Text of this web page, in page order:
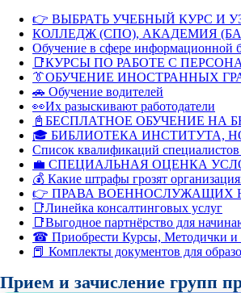
👉 ВЫБРАТЬ УЧЕБНЫЙ КУРС И
КОЛЛЕДЖ (СПО), АКАДЕМИЯ
Обучение в сфере информационной
📑КУРСЫ ПО РАБОТЕ С
👔ОБУЧЕНИЕ ИНОСТРАННЫХ
🚗 Обучение водителей
👀Их разыскивают работодатели
📓БЕСПЛАТНОЕ ОБУЧЕНИЕ НА
🎓 БИБЛИОТЕКА ИНСТИТУТА,
Список квалификаций специалистов
💼 СПЕЦИАЛЬНАЯ ОЦЕНКА
💰 Какие штрафы грозят
👉 ПРАВА ВОЕННОСЛУЖАЩИХ
📑Линейка консалтинговых услуг
📑Выгодное партнёрство для
☎ Приобрести Курсы,
📕 Комплекты документов для
Прием и зачисление групп